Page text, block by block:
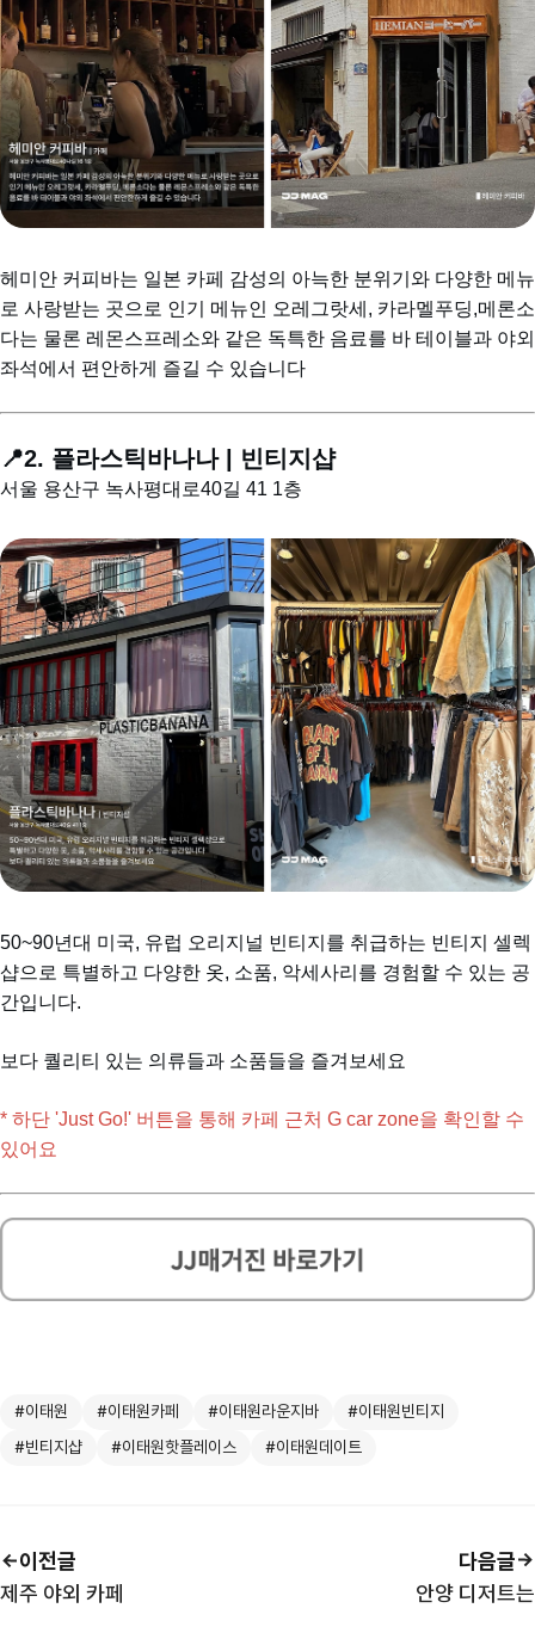
헤미안 커피바는 일본 카페 감성의 아늑한 분위기와 다양한 메뉴
로 사랑받는 곳으로 인기 메뉴인 오레그랏세, 카라멜푸딩,메론소
다는 물론 레몬스프레소와 같은 독특한 음료를 바 테이블과 야외
좌석에서 편안하게 즐길 수 있습니다
📍2. 플라스틱바나나 | 빈티지샵
서울 용산구 녹사평대로40길 41 1층
50~90년대 미국, 유럽 오리지널 빈티지를 취급하는 빈티지 셀렉
샵으로 특별하고 다양한 옷, 소품, 악세사리를 경험할 수 있는 공
간입니다.
보다 퀄리티 있는 의류들과 소품들을 즐겨보세요
* 하단 'Just Go!' 버튼을 통해 카페 근처 G car zone을 확인할 수
있어요
#이태원 #이태원카페 #이태원라운지바
#이태원빈티지
#빈티지샵
#이태원핫플레이스 #이태원데이트
이전글
제주 야외 카페
안양 디저트는
다음글